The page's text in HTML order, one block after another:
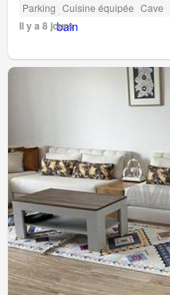
Parking Cuisine équipée Cave
Il y a 8 jours